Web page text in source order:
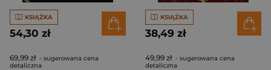
KSIĄŻKA
54,30 zł
69,99 zł - sugerowana cena
detaliczna
KSIĄŻKA
38,49 zł
49,99 zł - sugerowana cena
detaliczna